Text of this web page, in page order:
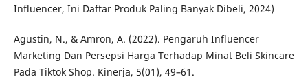
Influencer, Ini Daftar Produk Paling Banyak Dibeli, 2024)
Agustin, N., & Amron, A. (2022). Pengaruh Influencer
Marketing Dan Persepsi Harga Terhadap Minat Beli Skincare
Pada Tiktok Shop. Kinerja, 5(01), 49–61.